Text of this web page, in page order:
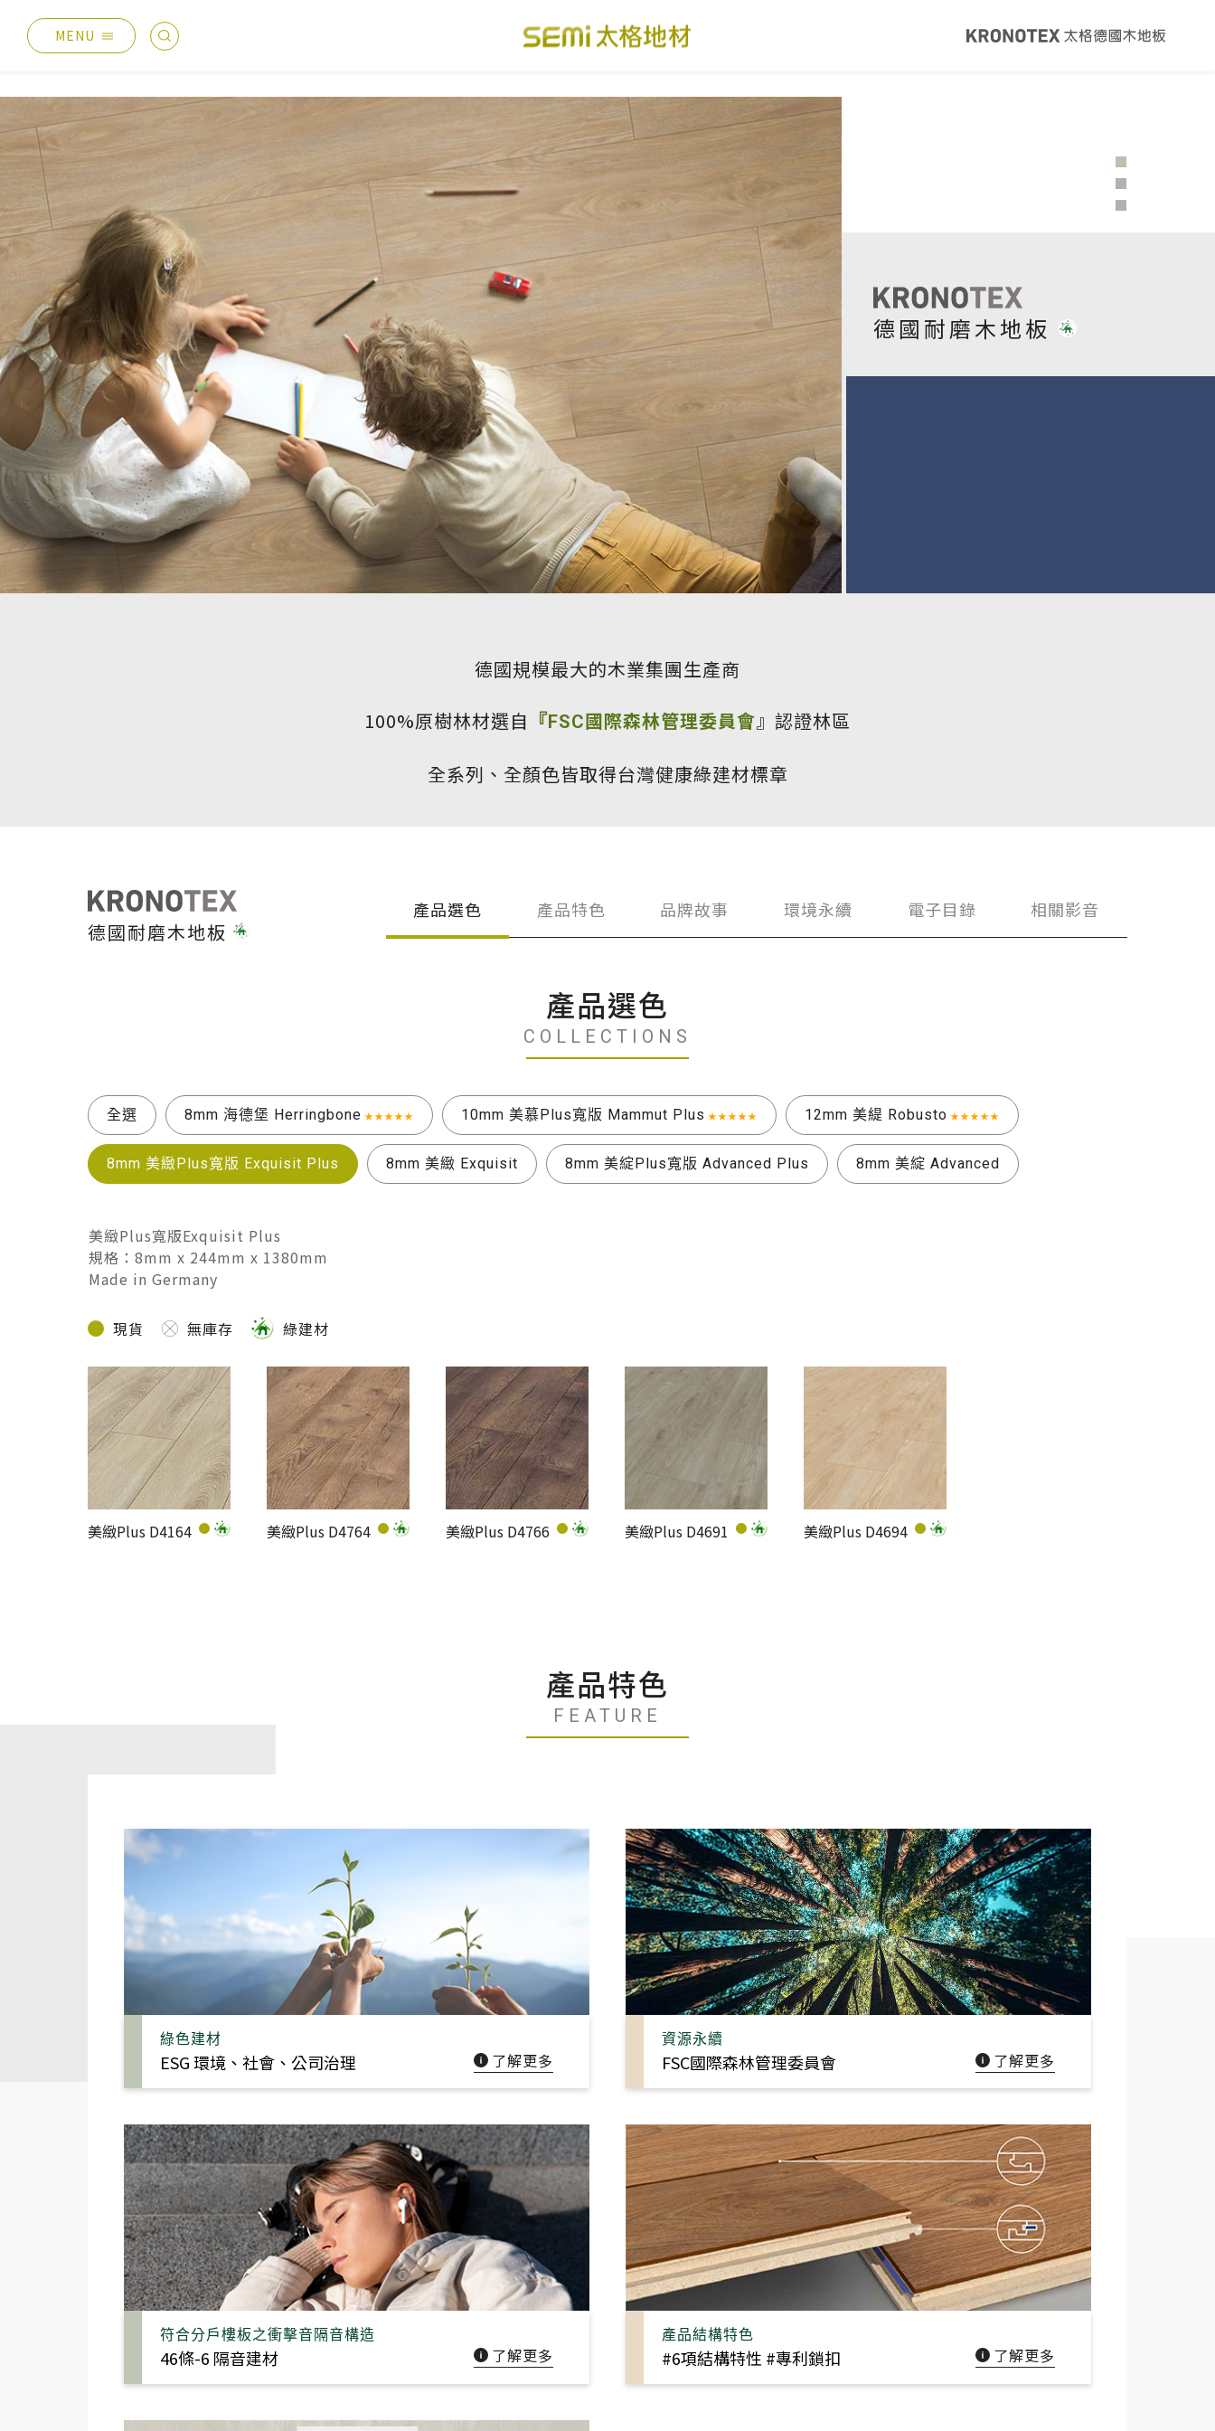
MENU
總覽
產品分享
媒體報導
設計案例
太格生活
AI報你知
PVC透心卷材地板
美國設計方塊地毯
伊格疏水木地板
PVC複合卷材地板
寬幅式橡膠地板
伊格潛水木地板
SPC礦石卡扣地板
運動地板
美國 LVT乙烯基地板
GTI裝甲速拼地板
PVC南亞透心地磚
PVC複合塑膠地板
PVC導電地板
台化地毯
台灣綠建材
隔音建材
碳足跡計算器
AI報你知YouTube
業績分類
建案．住宅
醫療．生技
商辦．商空
學校．運動
電子．廠房
服務優勢
堅持品質
地坪設計提案
教育訓練
semi太格盃施工訓練
關於我們
聯絡太格
文化理念
企業日常
社會參與
semi夥伴
下載・影音
產品目錄
影音分享
搜尋
熱門搜尋 太格AI報你知 隔音建材 ESG 碳足跡計算器 太格奧運五環 台灣綠建材
德國耐磨木地板
德國規模最大的木業集團生產商
100%原樹林材選自
『FSC國際森林管理委員會』認證林區
全系列、全顏色皆取得台灣健康綠建材標章
德國耐磨木地板
產品選色 產品特色 品牌故事 環境永續 電子目錄 相關影音
產品選色
COLLECTIONS
全選 8mm 海德堡 Herringbone ★★★★★ 10mm 美慕Plus寬版 Mammut Plus ★★★★★ 12mm 美緹 Robusto ★★★★★
8mm 美緻Plus寬版 Exquisit Plus 8mm 美緻 Exquisit 8mm 美綻Plus寬版 Advanced Plus 8mm 美綻 Advanced
美緻Plus寬版Exquisit Plus
規格：8mm x 244mm x 1380mm
Made in Germany
現貨 無庫存 綠建材
美緻Plus D4164 美緻Plus D4764 美緻Plus D4766 美緻Plus D4691 美緻Plus D4694
產品特色
FEATURE
綠色建材
ESG 環境、社會、公司治理 了解更多
資源永續
FSC國際森林管理委員會 了解更多
符合分戶樓板之衝擊音隔音構造
46條-6 隔音建材 了解更多
產品結構特色
#6項結構特性 #專利鎖扣 了解更多